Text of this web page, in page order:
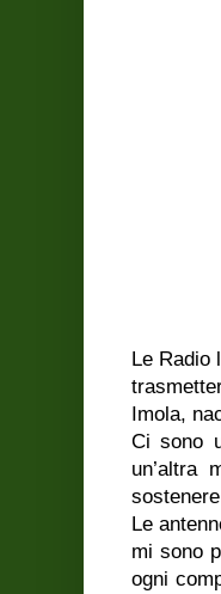
Le Radio
Imola,
Ci sono
un’altra
Le
mi sono
ogni